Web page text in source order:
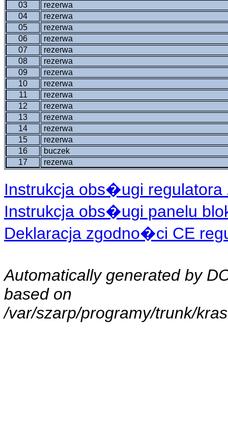
03
rezerwa
04
rezerwa
05
rezerwa
06
rezerwa
07
rezerwa
08
rezerwa
09
rezerwa
10
rezerwa
11
rezerwa
12
rezerwa
13
rezerwa
14
rezerwa
15
rezerwa
16
buczek
17
rezerwa
Instrukcja obs�ugi regulatora
Instrukcja obs�ugi panelu
Deklaracja zgodno�ci CE
Automatically generated by
based on
/var/szarp/programy/trunk/